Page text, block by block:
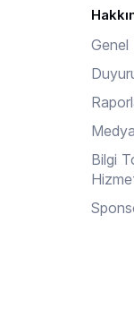
Genel
Bilgi